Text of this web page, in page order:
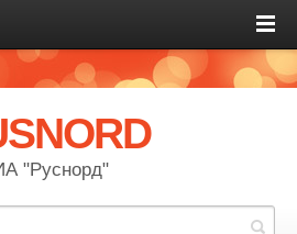
"Руснорд"